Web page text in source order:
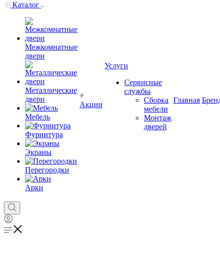
Каталог
Межкомнатные
двери
Металлические
двери
Мебель
Фурнитура
Экраны
Перегородки
Арки
Акции
Услуги
Сервисные
службы
Сборка
мебели
Монтаж
дверей
Главная